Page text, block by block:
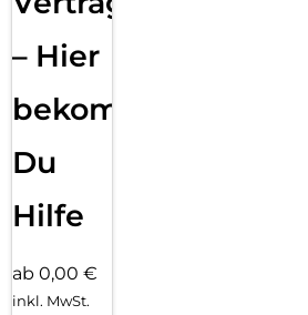
– Hier
bekommst
Du
Hilfe
ab 0,00 €
inkl. MwSt.